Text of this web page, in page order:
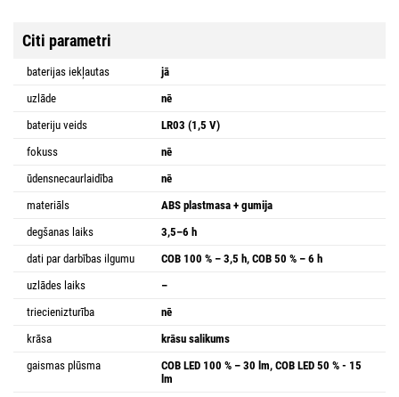
Citi parametri
baterijas iekļautas
jā
uzlāde
nē
bateriju veids
LR03 (1,5 V)
fokuss
nē
ūdensnecaurlaidība
nē
materiāls
ABS plastmasa + gumija
degšanas laiks
3,5–6 h
dati par darbības ilgumu
COB 100 % – 3,5 h, COB 50 % – 6 h
uzlādes laiks
–
triecienizturība
nē
krāsa
krāsu salikums
gaismas plūsma
COB LED 100 % – 30 lm, COB LED 50 % - 15
lm